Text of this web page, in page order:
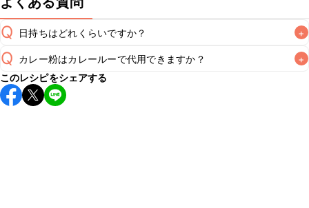
Q 日持ちはどれくらいですか？ +
A
保存期間は冷蔵で当日中が目安です。なるべくお早めにお召
し上がりください。
※日持ちは目安です。
Q カレー粉はカレールーで代用できますか？ +
A
カレールーにはスパイスの他に塩分や油分、薄力粉などが含
まれるため、代用せず、レシピ通りカレー粉を使用すること
このレシピをシェアする